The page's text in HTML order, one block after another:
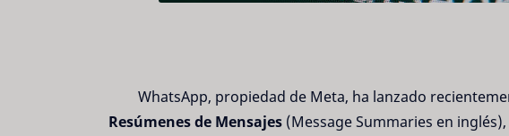
WhatsApp, propiedad de Meta, ha lanzado
Resúmenes de Mensajes (Message Summaries en